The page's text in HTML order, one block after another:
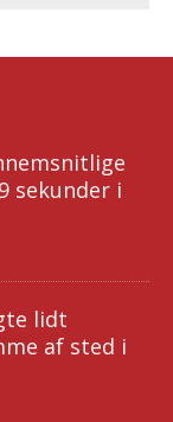
sekunder i
lidt
af sted i